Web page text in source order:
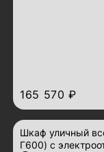
165 570 ₽
Шкаф уличный
Г600) с